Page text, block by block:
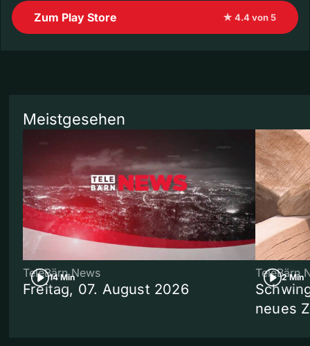
Zum Play Store ★ 4.4 von 5
Meistgesehen
14 Min
TeleBärn News
Freitag, 07. August 2026
2 Min
TeleBärn
neues